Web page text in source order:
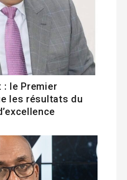
: le Premier
les résultats du